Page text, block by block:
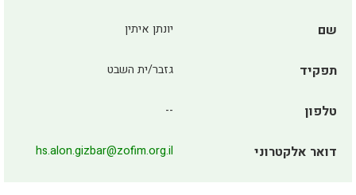
שם יונתן איתין
תפקיד גזבר/ית השבט
טלפון --
דואר אלקטרוני hs.alon.gizbar@zofim.org.il